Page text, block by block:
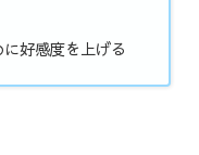
好感度を上げる